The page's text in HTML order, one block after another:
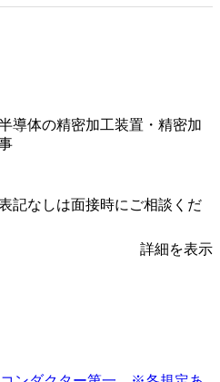
導体の精密加工装置・精密加
記なしは面接時にご相談くだ
詳細を表示